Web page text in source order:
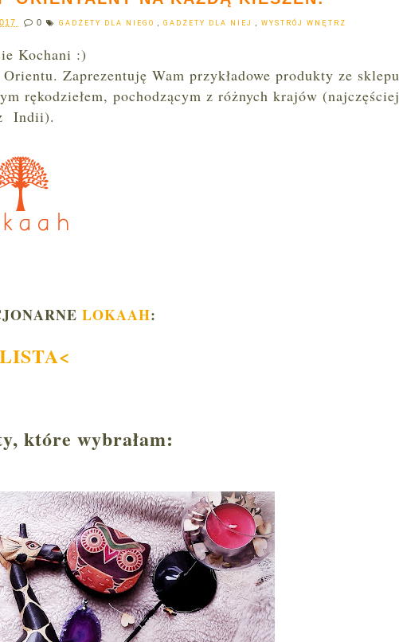
0 GADŻETY DLA NIEGO GADŻETY DLA NIEJ WYSTRÓJ WNĘTRZ
Kochani :)
Zaprezentuję Wam przykładowe produkty ze sklepu
rękodziełem, pochodzącym z różnych krajów (najczęściej
Indii).
LOKAAH:
które wybrałam: